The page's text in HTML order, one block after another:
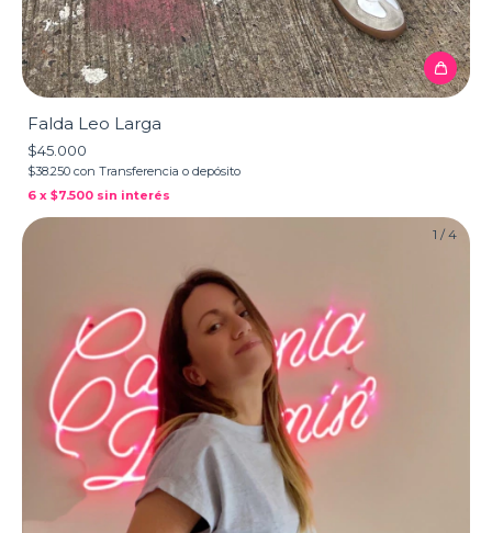
Falda Leo Larga
$45.000
$38.250 con Transferencia o depósito
6 x $7.500 sin interés
1 /4